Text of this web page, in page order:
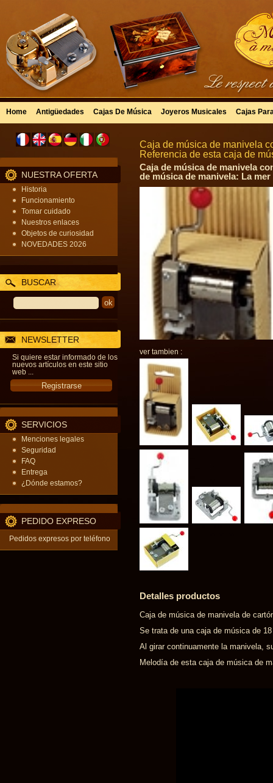
Home Antigüedades Cajas De Música Joyeros Musicales Cajas
NUESTRA OFERTA
Historia
Funcionamiento
Tomar cuidado
Nuestros enlaces
Objetos de curiosidad
NOVEDADES 2026
BUSCAR
NEWSLETTER
Si quiere estar informado de los
nuevos artículos en este sitio
web ...
SERVICIOS
Menciones legales
Seguridad
FAQ
Entrega
¿Dónde estamos?
PEDIDO EXPRESO
Pedidos expresos por teléfono
Caja de música de manivela
Referencia de esta caja de
Caja de música de manivela
de música de manivela: La
ver tambien :
Detalles productos
Caja de música de manivela de
Se trata de una caja de música de
Al girar continuamente la manivela,
Melodía de esta caja de música de